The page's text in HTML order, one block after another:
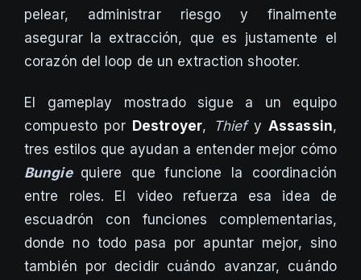
pelear, administrar riesgo y finalmente
asegurar la extracción, que es justamente el
corazón del loop de un extraction shooter.
El gameplay mostrado sigue a un equipo
compuesto por Destroyer, ThiefyAssassin,
tres estilos que ayudan a entender mejor cómo
Bungie quiere que funcione la coordinación
entre roles. El video refuerza esa idea de
escuadrón con funciones complementarias,
donde no todo pasa por apuntar mejor, sino
también por decidir cuándo avanzar, cuándo